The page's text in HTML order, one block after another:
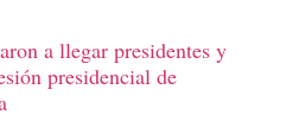
a llegar presidentes y
presidencial de